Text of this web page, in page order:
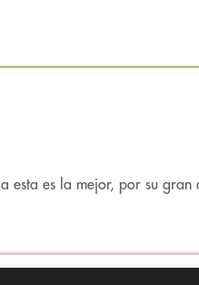
conservando
esta es la mejor, por su